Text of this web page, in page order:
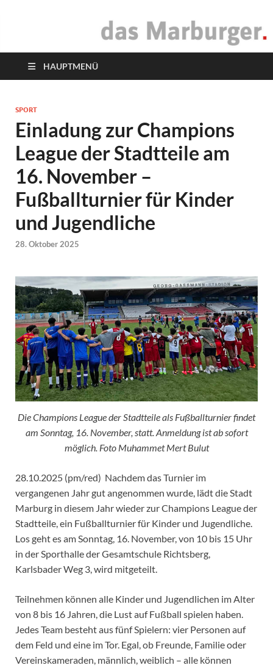
das Marburger.
HAUPTMENÜ
SPORT
Einladung zur Champions
League der Stadtteile am
16. November –
Fußballturnier für Kinder
und Jugendliche
28. Oktober 2025
Die Champions League der Stadtteile als Fußballturnier findet
am Sonntag, 16. November, statt. Anmeldung ist ab sofort
möglich. Foto Muhammet Mert Bulut
28.10.2025 (pm/red) Nachdem das Turnier im
vergangenen Jahr gut angenommen wurde, lädt die Stadt
Marburg in diesem Jahr wieder zur Champions League der
Stadtteile, ein Fußballturnier für Kinder und Jugendliche.
Los geht es am Sonntag, 16. November, von 10 bis 15 Uhr
in der Sporthalle der Gesamtschule Richtsberg,
Karlsbader Weg 3, wird mitgeteilt.
Teilnehmen können alle Kinder und Jugendlichen im Alter
von 8 bis 16 Jahren, die Lust auf Fußball spielen haben.
Jedes Team besteht aus fünf Spielern: vier Personen auf
dem Feld und eine im Tor. Egal, ob Freunde, Familie oder
Vereinskameraden, männlich, weiblich – alle können